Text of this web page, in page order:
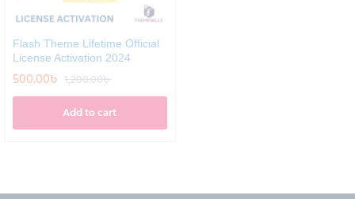
Flash Theme Lifetime Official
License Activation 2024
500.00৳ 1,200.00৳
Add to cart